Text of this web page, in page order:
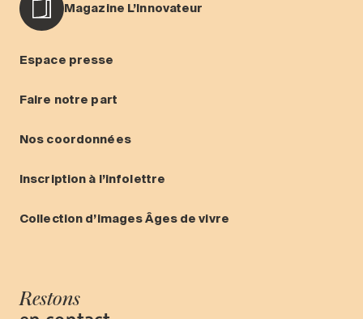
Magazine L’Innovateur
Espace presse
Faire notre part
Nos coordonnées
Inscription à l’infolettre
Collection d’images Âges de vivre
Restons